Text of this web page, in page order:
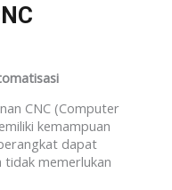
CNC (Computer
kemampuan
dapat
memerlukan